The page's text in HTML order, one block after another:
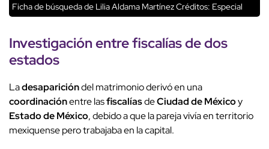
Ficha de búsqueda de Lilia Aldama MartínezCréditos: Especial
Investigaciónentrefiscalíasdedos
estados
Ladesaparicióndel matrimonio derivó en una
coordinaciónentre lasfiscalíasdeCiudad de Méxicoy
Estado de México, debido a que la pareja vivía en territorio
mexiquense pero trabajaba en la capital.